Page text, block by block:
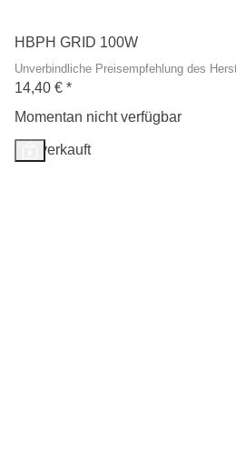
HBPH GRID 100W
Unverbindliche Preisempfehlung des
14,40 € *
Momentan nicht verfügbar
Ausverkauft